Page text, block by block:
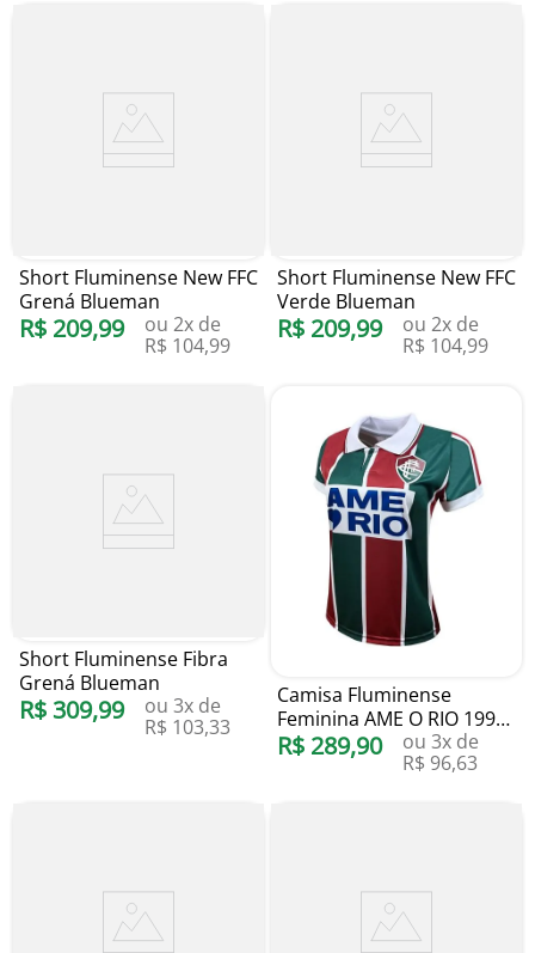
Short Fluminense New FFC
Grená Blueman
R$ 209,99 ou 2x de
R$ 104,99
Short Fluminense New FFC
Verde Blueman
R$ 209,99 ou 2x de
R$ 104,99
Short Fluminense Fibra
Grená Blueman
R$ 309,99 ou 3x de
R$ 103,33
Camisa Fluminense
Feminina AME O RIO 1995
Liga Retrô
R$ 289,90 ou 3x de
R$ 96,63